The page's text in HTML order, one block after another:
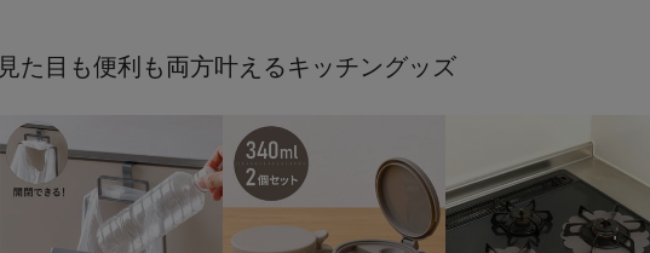
見た目も便利も両方叶えるキッチングッズ